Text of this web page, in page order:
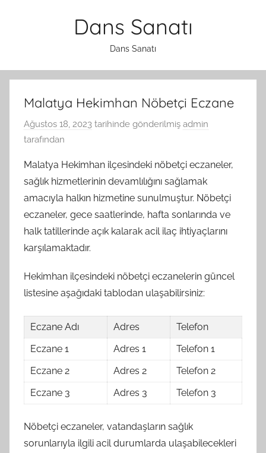
Dans Sanatı
Dans Sanatı
Malatya Hekimhan Nöbetçi Eczane
Ağustos 18, 2023 tarihinde gönderilmiş admin
tarafından
Malatya Hekimhan ilçesindeki nöbetçi eczaneler,
sağlık hizmetlerinin devamlılığını sağlamak
amacıyla halkın hizmetine sunulmuştur. Nöbetçi
eczaneler, gece saatlerinde, hafta sonlarında ve
halk tatillerinde açık kalarak acil ilaç ihtiyaçlarını
karşılamaktadır.
Hekimhan ilçesindeki nöbetçi eczanelerin güncel
listesine aşağıdaki tablodan ulaşabilirsiniz:
Eczane Adı Adres
Telefon
Eczane 1
Adres 1
Telefon 1
Eczane 2
Adres 2
Telefon 2
Eczane 3
Adres 3 Telefon 3
Nöbetçi eczaneler, vatandaşların sağlık
sorunlarıyla ilgili acil durumlarda ulaşabilecekleri